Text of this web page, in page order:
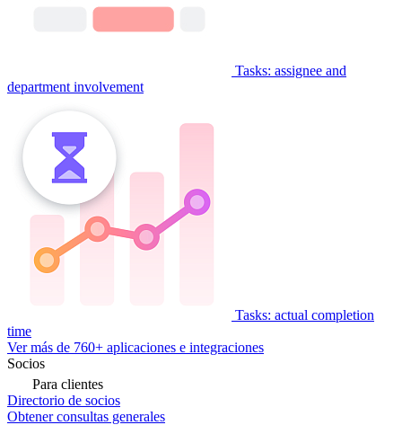
Tasks: assignee and
department involvement
Tasks: actual completion
time
Ver más de 760+ aplicaciones e integraciones
Socios
Para clientes
Directorio de socios
Obtener consultas generales